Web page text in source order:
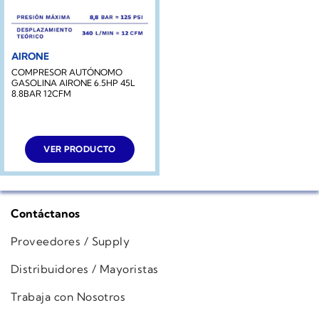
AIRONE
COMPRESOR AUTÓNOMO
GASOLINA AIRONE 6.5HP 45L
8.8BAR 12CFM
VER PRODUCTO
Contáctanos
Proveedores / Supply
Distribuidores / Mayoristas
Trabaja con Nosotros